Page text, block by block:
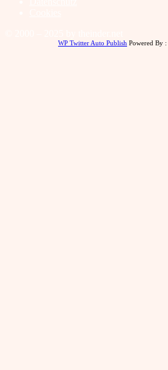
WP Twitter Auto Publish Powered By :